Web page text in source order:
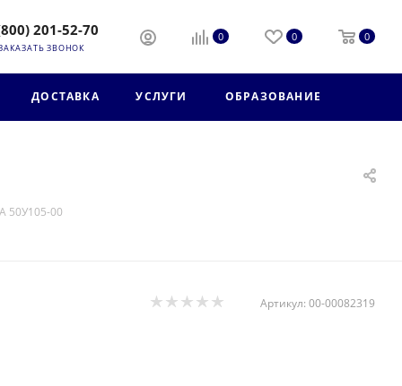
201-52-70
ЗВОНОК
0 0 0
ДОСТАВКА УСЛУГИ ОБРАЗОВАНИЕ
50У105-00
Артикул: 00-00082319